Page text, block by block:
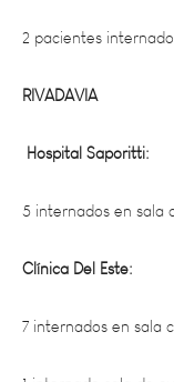
RIVADAVIA
Hospital Saporitti:
5 internados en sala
Clínica Del Este:
7 internados en sala
1 internado sala de